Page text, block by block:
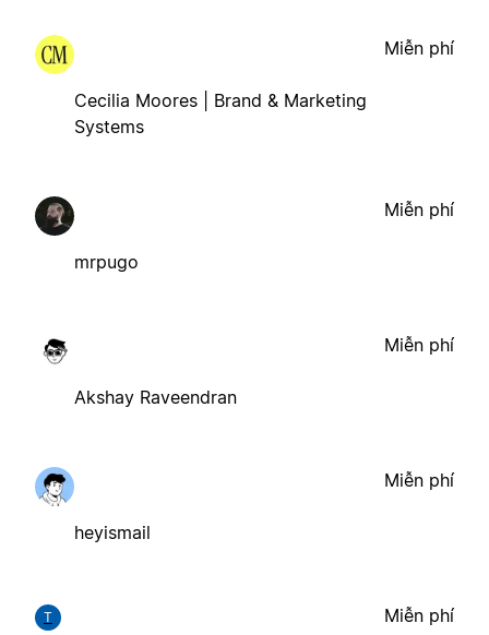
Cecilia Moores | Brand & Marketing
Systems
Miễn phí
mrpugo
Miễn phí
Akshay Raveendran
Miễn phí
heyismail
Miễn phí
T Miễn phí